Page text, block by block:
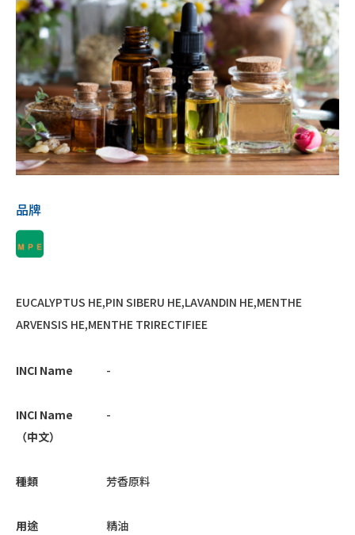
品牌
EUCALYPTUS HE,PIN SIBERU HE,LAVANDIN HE,MENTHE
ARVENSIS HE,MENTHE TRIRECTIFIEE
INCI Name -
INCI Name
（中文）
-
種類 芳香原料
用途 精油